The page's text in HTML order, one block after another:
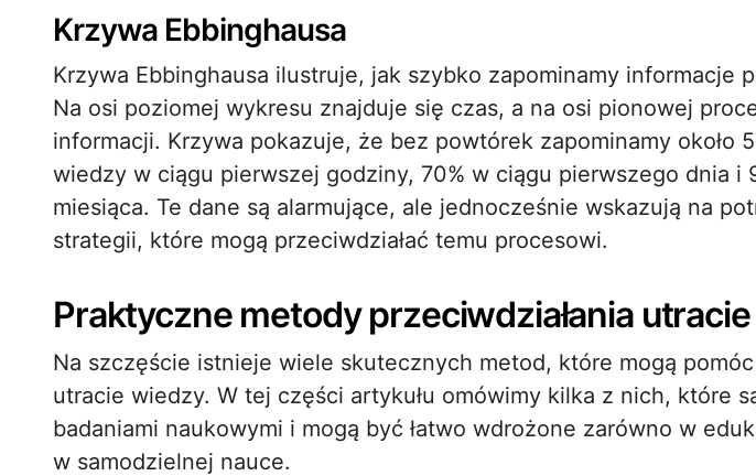
Krzywa Ebbinghausa
Krzywa Ebbinghausa ilustruje, jak szybko zapominamy informacje
Na osi poziomej wykresu znajduje się czas, a na osi pionowej
informacji. Krzywa pokazuje, że bez powtórek zapominamy około
wiedzy w ciągu pierwszej godziny, 70% w ciągu pierwszego dnia i
miesiąca. Te dane są alarmujące, ale jednocześnie wskazują na
strategii, które mogą przeciwdziałać temu procesowi.
Praktyczne metody przeciwdziałania
Na szczęście istnieje wiele skutecznych metod, które mogą
utracie wiedzy. W tej części artykułu omówimy kilka z nich, które
badaniami naukowymi i mogą być łatwo wdrożone zarówno w
w samodzielnej nauce.